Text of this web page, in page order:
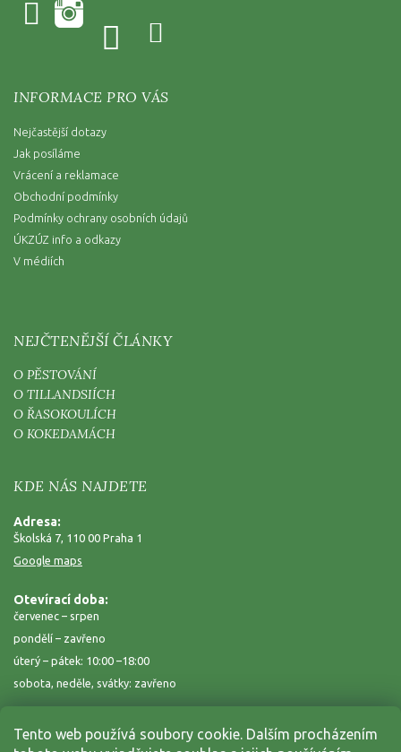
Tento web používá soubory cookie. Dalším procházením
INFORMACE PRO VÁS
Nejčastější dotazy
Jak posíláme
Vrácení a reklamace
Obchodní podmínky
Podmínky ochrany osobních údajů
ÚKZÚZ info a odkazy
V médiích
NEJČTENĚJŠÍ ČLÁNKY
O PĚSTOVÁNÍ
O TILLANDSIÍCH
O ŘASOKOULÍCH
O KOKEDAMÁCH
KDE NÁS NAJDETE
Adresa:
Školská 7, 110 00 Praha 1
Google maps
Otevírací doba:
červenec – srpen
pondělí – zavřeno
úterý – pátek: 10:00 –18:00
sobota, neděle, svátky: zavřeno